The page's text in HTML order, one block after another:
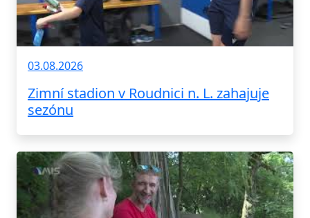
03.08.2026
Zimní stadion v Roudnici n. L. zahajuje
sezónu